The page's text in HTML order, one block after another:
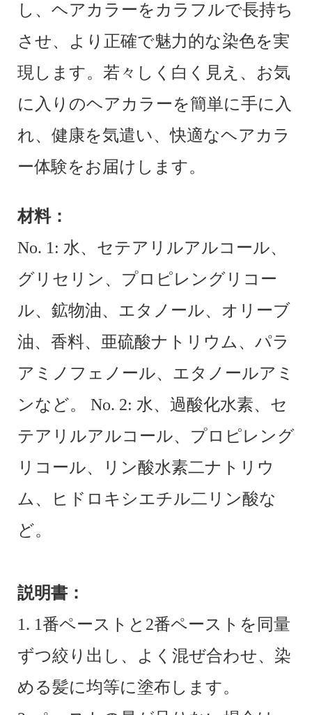
し、ヘアカラーをカラフルで長持ち
させ、より正確で魅力的な染色を実
現します。若々しく白く見え、お気
に入りのヘアカラーを簡単に手に入
れ、健康を気遣い、快適なヘアカラ
ー体験をお届けします。
材料：
No. 1: 水、セテアリルアルコール、
グリセリン、プロピレングリコー
ル、鉱物油、エタノール、オリーブ
油、香料、亜硫酸ナトリウム、パラ
アミノフェノール、エタノールアミ
ンなど。 No. 2: 水、過酸化水素、セ
テアリルアルコール、プロピレング
リコール、リン酸水素二ナトリウ
ム、ヒドロキシエチル二リン酸な
ど。
説明書：
1. 1番ペーストと2番ペーストを同量
ずつ絞り出し、よく混ぜ合わせ、染
める髪に均等に塗布します。